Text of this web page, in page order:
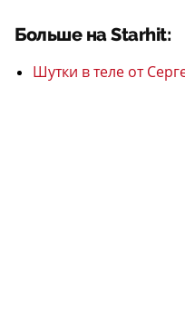
Больше на Starhit:
Шутки в теле от